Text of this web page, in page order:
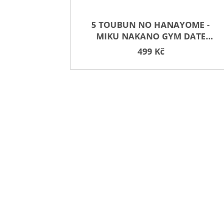
5 TOUBUN NO HANAYOME -
MIKU NAKANO GYM DATE
STYLE FUKUYA (17CM)
499 Kč